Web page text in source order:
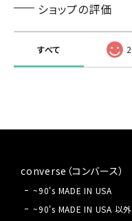
converse（コンバース）
~90's MADE IN USA
~90's MADE IN USA 以外
ショップの評価
すべて 2